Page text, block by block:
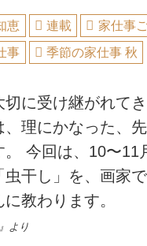
恵 連載
家仕事
事
季節の家仕事 秋
切に受け継がれて
、理にかなった、
。 今回は、10〜11
虫干し」を、画家
教わります。
より